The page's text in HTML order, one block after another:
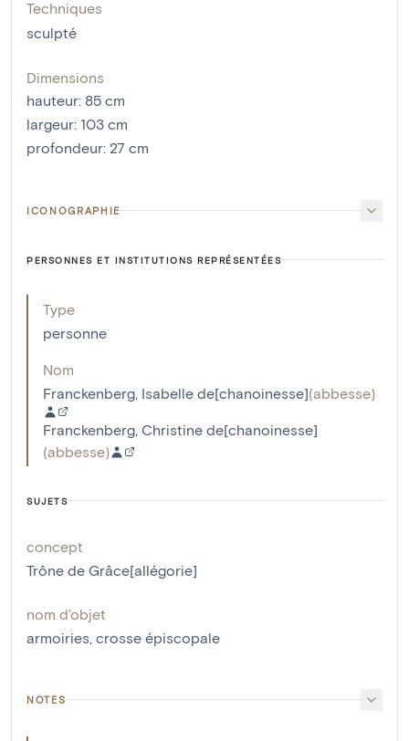
Techniques
sculpté
Dimensions
hauteur: 85 cm
largeur: 103 cm
profondeur: 27 cm
ICONOGRAPHIE
PERSONNES ET INSTITUTIONS REPRÉSENTÉES
Type
personne
Nom
Franckenberg, Isabelle de[chanoinesse](abbesse)
Franckenberg, Christine de[chanoinesse]
(abbesse)
SUJETS
concept
Trône de Grâce[allégorie]
nom d'objet
armoiries, crosse épiscopale
NOTES